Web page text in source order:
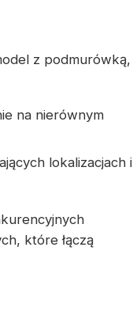
z podmurówką,
na nierównym
lokalizacjach i
które łączą